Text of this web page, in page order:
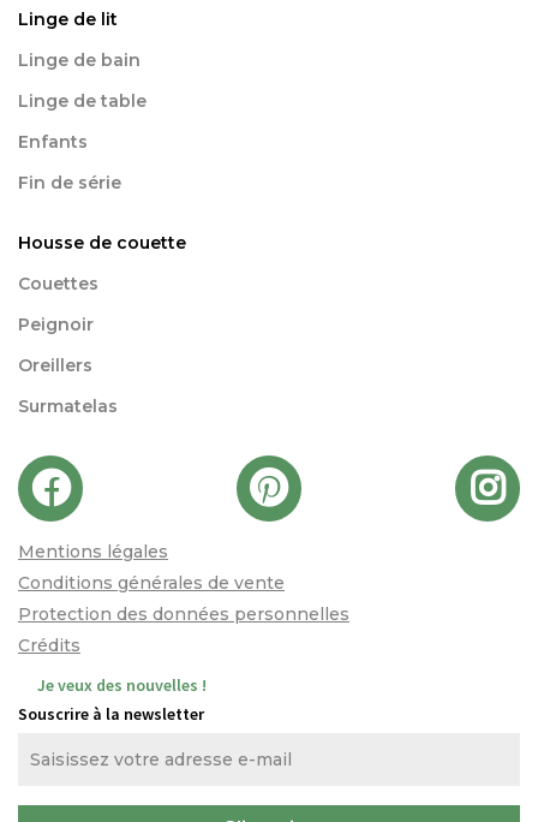
Linge de lit
Linge de bain
Linge de table
Enfants
Fin de série
Housse de couette
Couettes
Peignoir
Oreillers
Surmatelas
Mentions légales
Conditions générales de vente
Protection des données personnelles
Crédits
Je veux des nouvelles !
Souscrire à la newsletter